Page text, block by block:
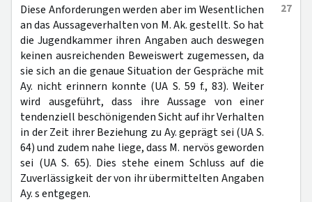
27
Diese Anforderungen werden aber im Wesentlichen
an das Aussageverhalten von M. Ak. gestellt. So hat
die Jugendkammer ihren Angaben auch deswegen
keinen ausreichenden Beweiswert zugemessen, da
sie sich an die genaue Situation der Gespräche mit
Ay. nicht erinnern konnte (UA S. 59 f., 83). Weiter
wird ausgeführt, dass ihre Aussage von einer
tendenziell beschönigenden Sicht auf ihr Verhalten
in der Zeit ihrer Beziehung zu Ay. geprägt sei (UA S.
64) und zudem nahe liege, dass M. nervös geworden
sei (UA S. 65). Dies stehe einem Schluss auf die
Zuverlässigkeit der von ihr übermittelten Angaben
Ay. s entgegen.